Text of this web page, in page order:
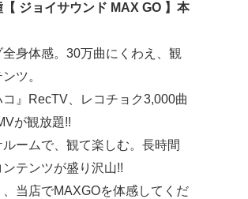
ジョイサウンド MAX GO 】本
身体感。30万曲にくわえ、観
ツ。
コ』RecTV、レコチョク3,000曲
が観放題!!
ルームで、観て楽しむ。長時間
テンツが盛り沢山!!
、当店でMAXGOを体感してくだ